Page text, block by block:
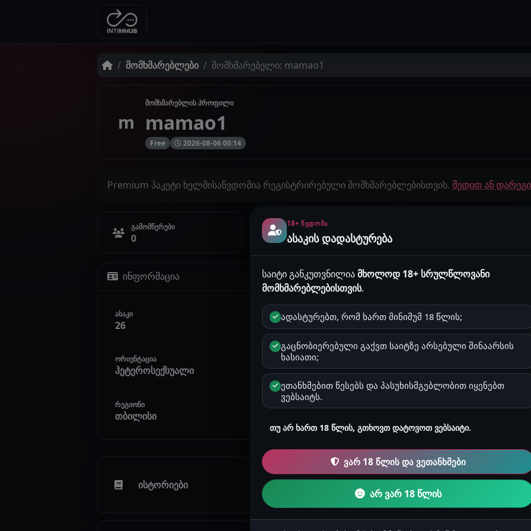
მომხმარებლები მომხმარებელი: mamao1
m
მომხმარებლის პროფილი
mamao1
Free 2026-08-06 00:14
Premium პაკეტი ხელმისაწვდომია რეგისტრირებული მომხმარებლებისთვის. შედით ან
გამომწერები
0
გამოწერები
0
ინფორმაცია
ასაკი
26
სქესი
მამრობითი
ორიენტაცია
ჰეტეროსექსუალი კურო
რეგიონი
თბილისი
ისტორიები კითხვები & რჩევები
18+ ᲬᲕᲓᲝᲛᲐ
ასაკის დადასტურება
საიტი განკუთვნილიამხოლოდ 18+ სრულწლოვანი
მომხმარებლებისთვის.
ადასტურებთ, რომ ხართ მინიმუმ 18 წლის;
გაცნობიერებული გაქვთ საიტზე არსებული შინაარსის
ხასიათი;
ეთანხმებით წესებს და პასუხისმგებლობით იყენებთ
ვებსაიტს.
თუ არ ხართ 18 წლის, გთხოვთ დატოვოთ ვებსაიტი.
ვარ 18 წლის და ვეთანხმები
არ ვარ 18 წლის